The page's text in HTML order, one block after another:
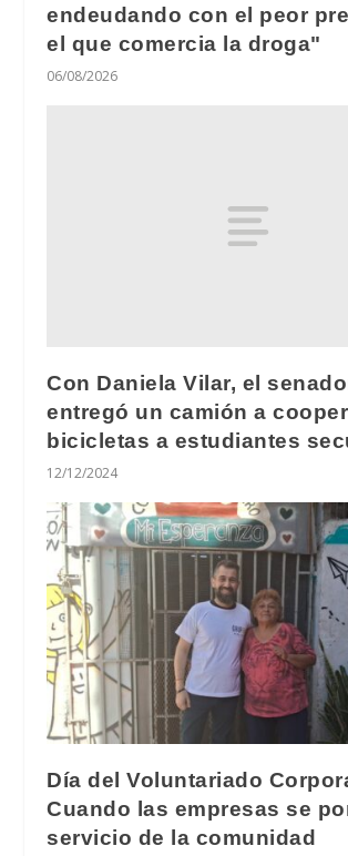
endeudando con el peor
el que comercia la droga"
06/08/2026
Con Daniela Vilar, el
entregó un camión a
bicicletas a estudiantes
12/12/2024
Día del Voluntariado
Cuando las empresas se
servicio de la comunidad